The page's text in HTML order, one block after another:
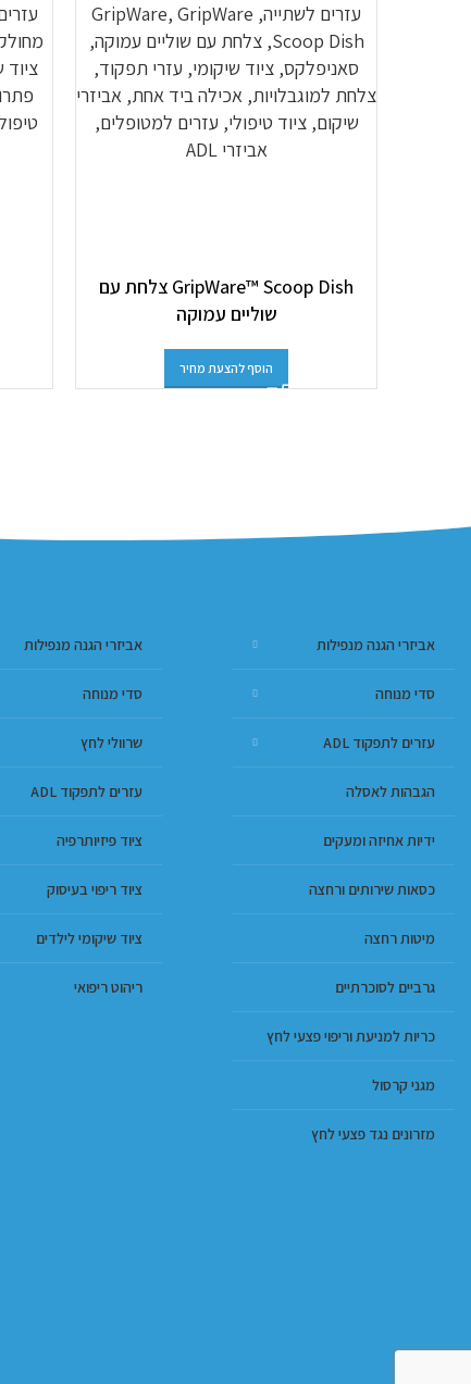
GripWare™ Scoop Dish צלחת עם
שוליים עמוקה
הוסף להצעת מחיר
אביזרי הגנה מנפילות
סדי מנוחה
עזרים לתפקוד ADL
הגבהות לאסלה
ידיות אחיזה ומעקים
כסאות שירותים ורחצה
מיטות רחצה
גרביים לסוכרתיים
כריות למניעת וריפוי פצעי לחץ
מגני קרסול
מזרונים נגד פצעי לחץ
אביזרי הגנה מנפילות
סדי מנוחה
שרוולי לחץ
עזרים לתפקוד ADL
ציוד פיזיותרפיה
ציוד ריפוי בעיסוק
ציוד שיקומי לילדים
ריהוט ריפואי